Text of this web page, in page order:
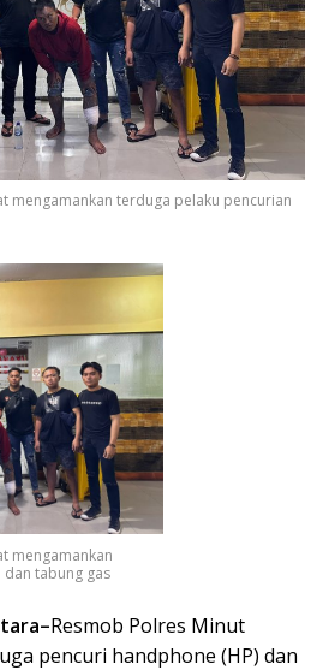
mengamankan terduga pelaku pencurian
mengamankan
tabung gas
Resmob Polres Minut
pencuri handphone (HP) dan